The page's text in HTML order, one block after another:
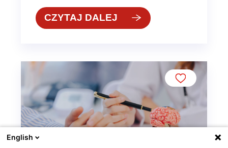
CZYTAJ DALEJ
English